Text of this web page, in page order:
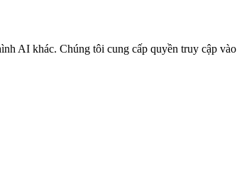
AI khác. Chúng tôi cung cấp quyền truy cập